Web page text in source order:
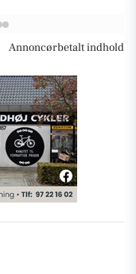
Annoncørbetalt indhold